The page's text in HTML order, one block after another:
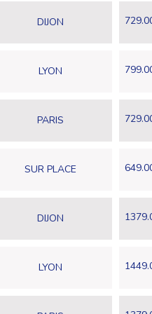
DIJON
LYON
PARIS
SUR PLACE
DIJON
LYON